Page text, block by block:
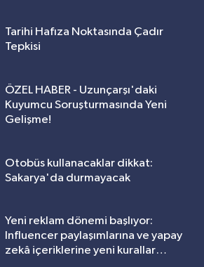
Tarihi Hafıza Noktasında Çadır
Tepkisi
ÖZEL HABER - Uzunçarşı'daki
Kuyumcu Soruşturmasında Yeni
Gelişme!
Otobüs kullanacaklar dikkat:
Sakarya'da durmayacak
Yeni reklam dönemi başlıyor:
Influencer paylaşımlarına ve yapay
zekâ içeriklerine yeni kurallar